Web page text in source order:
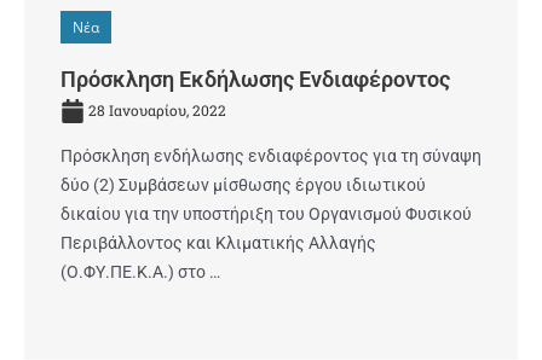
Νέα
Πρόσκληση Εκδήλωσης Ενδιαφέροντος
28 Ιανουαρίου, 2022
Πρόσκληση ενδήλωσης ενδιαφέροντος για τη σύναψη
δύο (2) Συμβάσεων μίσθωσης έργου ιδιωτικού
δικαίου για την υποστήριξη του Οργανισμού Φυσικού
Περιβάλλοντος και Κλιματικής Αλλαγής
(Ο.ΦΥ.ΠΕ.Κ.Α.) στο …